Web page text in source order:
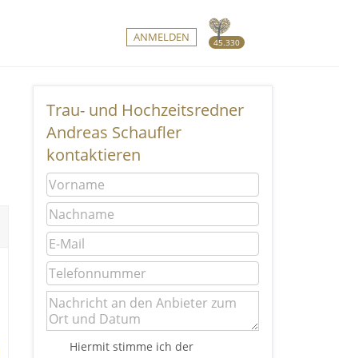
45.330
ANMELDEN
Trau- und Hochzeitsredner
Andreas Schaufler
kontaktieren
Hiermit stimme ich der